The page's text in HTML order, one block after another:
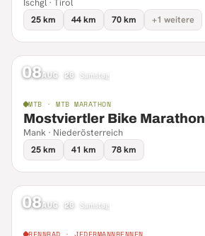
Ischgl · Tirol
25 km
44 km 70 km +1 weitere
08AUG 26 Samstag
MTB · MTB MARATHON
Mostviertler Bike Marathon
Mank · Niederösterreich
25 km
41 km 78 km
08AUG 26 Samstag